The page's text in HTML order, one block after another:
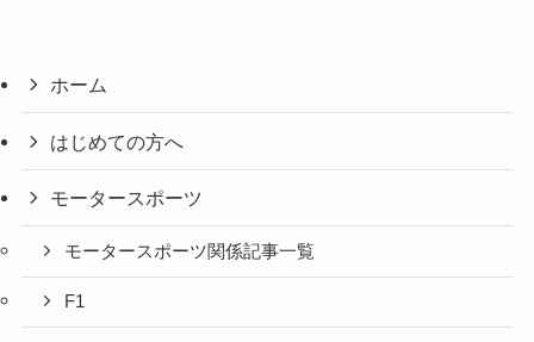
ホーム
はじめての方へ
モータースポーツ
モータースポーツ関係記事一覧
F1